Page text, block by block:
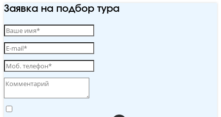
Заявка на подбор тура